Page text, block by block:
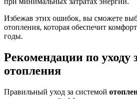
Избежав этих ошибок, вы сможете
отопления, которая обеспечит
годы.
Рекомендации по уходу
отопления
Правильный уход за системой